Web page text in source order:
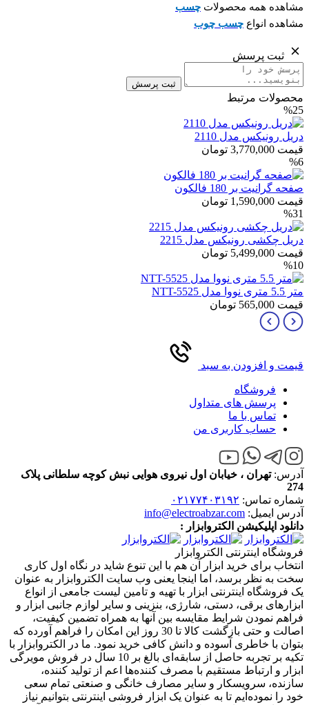
مشاهده همه محصولات چسب
مشاهده انواع چسب چوب
ثبت پرسش
ثبت پرسش
محصولات مرتبط
%25
دریل رونیکس مدل 2110
قیمت 3,770,000 تومان
%6
صفحه گرانیت بر 180 فالکون
قیمت 1,590,000 تومان
%31
دریل چکشی رونیکس مدل 2215
قیمت 5,499,000 تومان
%10
متر 5.5 متری نووا مدل NTT-5525
قیمت 565,000 تومان
قیمت و افزودن به سبد
فروشگاه
پرسش های متداول
تماس با ما
حساب کاربری من
آدرس:تهران ، خیابان اول نیروی هوایی نبش کوچه سلطانی پلاک
274
شماره تماس: ۰۲۱۷۷۴۰۳۱۹۲
آدرس ایمیل: info@electroabzar.com
دانلود اپلیکیشن الکتروابزار :
فروشگاه اینترنتی الکتروابزار
انتخاب برای خرید ابزار آن هم با این تنوع شاید در نگاه اول کاری
سخت به نظر برسد، اما اینجا یعنی وب سایت الکتروابزار به عنوان
یک فروشگاه اینترنتی ابزار با تهیه و تامین لیست جامعی از انواع
ابزار‌های برقی، دستی، شارژی، بنزینی و سایر لوازم جانبی ابزار و
فراهم نمودن شرایط مقایسه بین آنها به همراه تضمین کیفیت،
اصالت و حتی بازگشت کالا تا 30 روز این امکان را فراهم آورده که
بتوان با خاطری آسوده و دانش کافی خرید نمود. ما در الکتروابزار با
تکیه بر تجربه حاصل از سابقه‌ای بالغ بر 10 سال در فروش مویرگی
ابزار و ارتباط مستقیم با مصرف کننده‌ها اعم از تولید کننده،
سازنده، سرویسکار و سایر مصارف خانگی و صنعتی تمام سعی
خود را نموده‌ایم تا به عنوان یک ابزار فروشی اینترنتی بتوانیم نیاز